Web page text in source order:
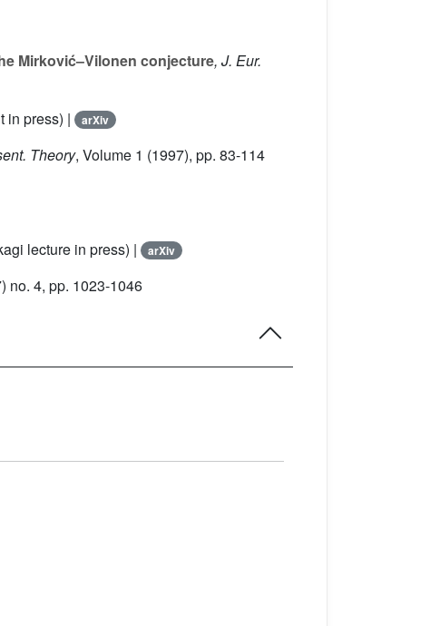
Mirković–Vilonen conjecture, J. Eur.
in press) | arXiv
Theory, Volume 1 (1997), pp. 83-114
lecture in press) | arXiv
no. 4, pp. 1023-1046